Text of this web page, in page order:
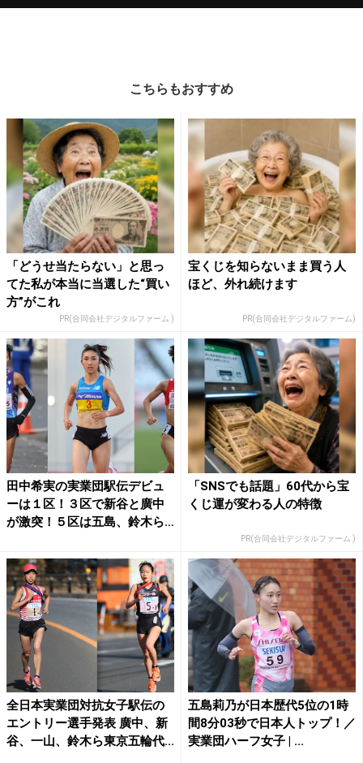
こちらもおすすめ
「どうせ当たらない」と思っ
てた私が本当に当選した“買い
方”がこれ
PR(合同会社デジタルファーム )
宝くじを知らないまま買う人
ほど、外れ続けます
PR(合同会社デジタルファーム)
田中希実の実業団駅伝デビュ
ーは１区！３区で新谷と廣中
が激突！５区は五島、鈴木ら
「SNSでも話題」60代から宝
くじ運が変わる人の特徴
PR(合同会社デジタルファーム )
全日本実業団対抗女子駅伝の
エントリー選手発表 廣中、新
谷、一山、鈴木ら東京五輪代...
五島莉乃が日本歴代5位の1時
間8分03秒で日本人トップ！／
実業団ハーフ女子 | ...